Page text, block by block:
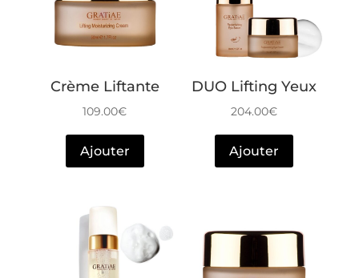
Crème Liftante
109.00€
Ajouter
DUO Lifting Yeux
204.00€
Ajouter